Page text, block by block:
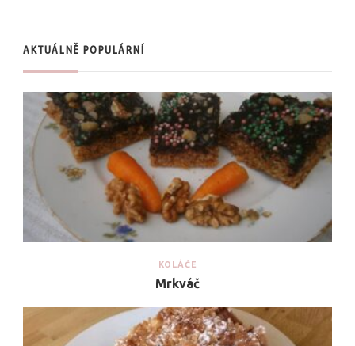
AKTUÁLNĚ POPULÁRNÍ
KOLÁČE
Mrkváč